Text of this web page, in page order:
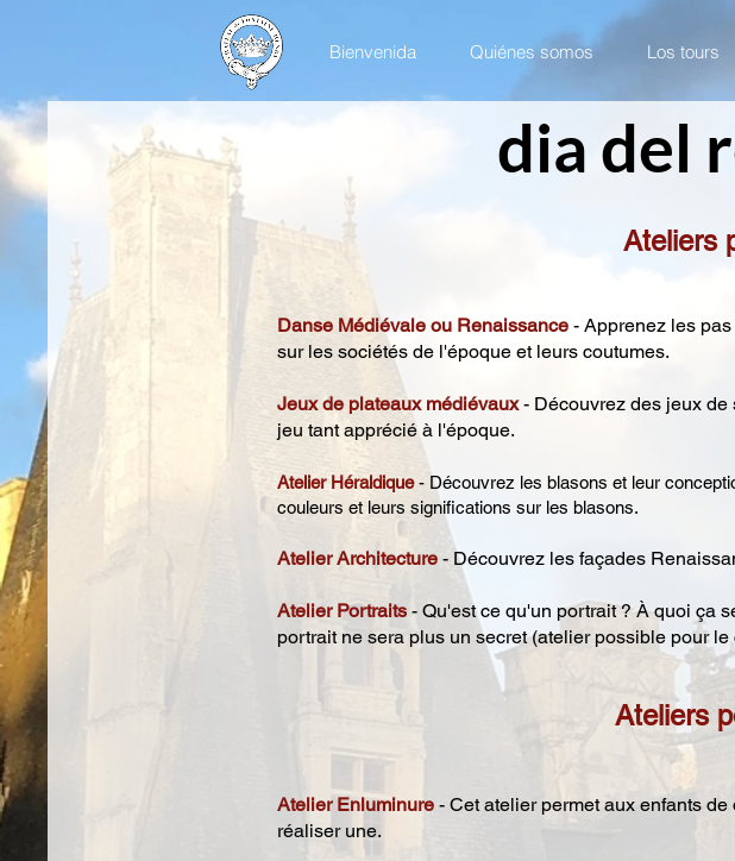
Bienvenida Quiénes somos Los tours
dia del
Ateliers
Danse Médiévale ou Renaissance - Apprenez les
sur les sociétés de l'époque et leurs coutumes.
Jeux de plateaux médiévaux- Découvrez des jeux de
jeu tant apprécié à l'époque.
Atelier Héraldique- Découvrez les blasons et leur
couleurs et leurs significations sur les blasons.
Atelier Architecture - Découvrez les façades
Atelier Portraits - Qu'est ce qu'un portrait ? À quoi ça
portrait ne sera plus un secret (atelier possible pour le
Ateliers
Atelier Enluminure - Cet atelier permet aux enfants
réaliser une.